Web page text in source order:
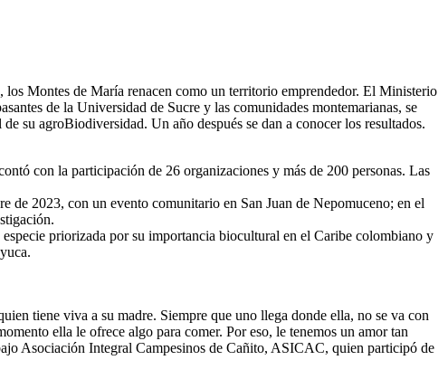
Montes de María renacen como un territorio emprendedor. El Ministerio
de la Universidad de Sucre y las comunidades montemarianas, se
su agroBiodiversidad. Un año después se dan a conocer los resultados.
con la participación de 26 organizaciones y más de 200 personas. Las
de 2023, con un evento comunitario en San Juan de Nepomuceno; en el
priorizada por su importancia biocultural en el Caribe colombiano y
tiene viva a su madre. Siempre que uno llega donde ella, no se va con
ella le ofrece algo para comer. Por eso, le tenemos un amor tan
Asociación Integral Campesinos de Cañito, ASICAC, quien participó de